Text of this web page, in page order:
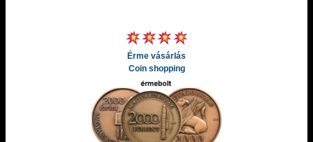
Érme vásárlás
Coin shopping